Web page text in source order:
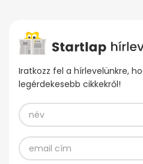
Iratkozz fel a hírlevelünkre,
legérdekesebb cikkekről!